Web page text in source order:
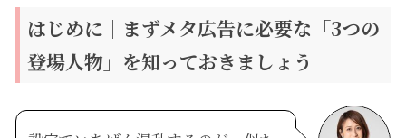
はじめに｜まずメタ広告に必要な「3つの
登場人物」を知っておきましょう